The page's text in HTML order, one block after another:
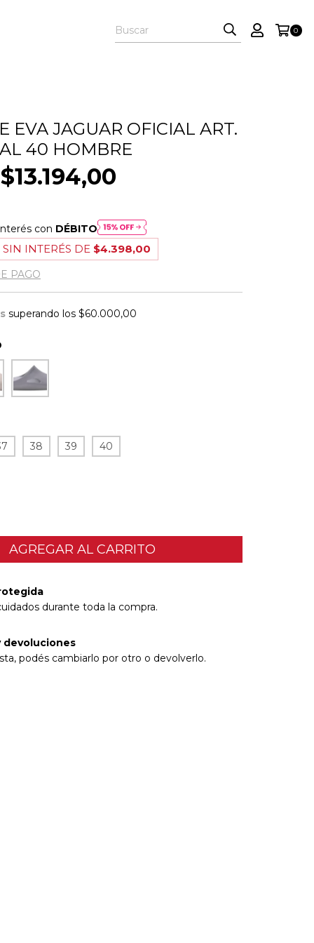
0
EVA JAGUAR OFICIAL ART.
40 HOMBRE
$13.194,00
con DÉBITO
SIN INTERÉS DE $4.398,00
PAGO
superando los$60.000,00
38 39 40
durante toda la compra.
devoluciones
podés cambiarlo por otro o devolverlo.